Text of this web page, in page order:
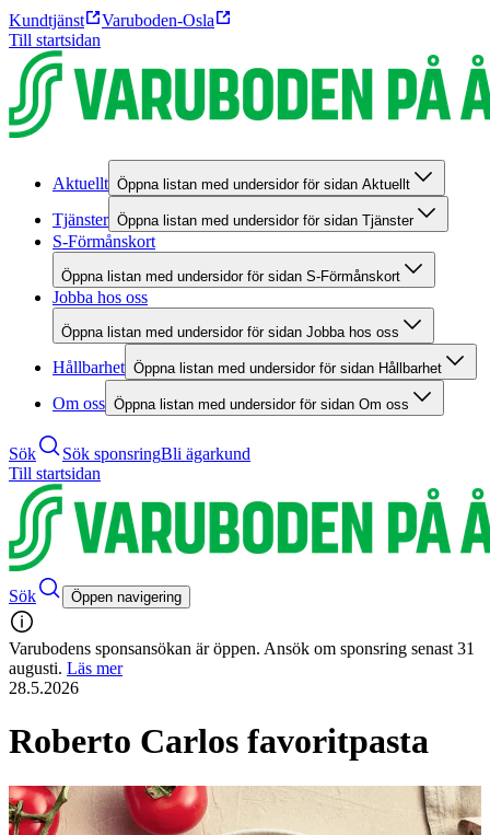
Kundtjänst
Varuboden-Osla
Till startsidan
Aktuellt Öppna listan med undersidor för sidan Aktuellt
Tjänster Öppna listan med undersidor för sidan Tjänster
S-Förmånskort
Öppna listan med undersidor för sidan S-Förmånskort
Jobba hos oss
Öppna listan med undersidor för sidan Jobba hos oss
Hållbarhet Öppna listan med undersidor för sidan Hållbarhet
Om oss Öppna listan med undersidor för sidan Om oss
Sök Sök sponsringBli ägarkund
Till startsidan
Sök Öppen navigering
Varubodens sponsansökan är öppen. Ansök om sponsring senast 31
augusti. Läs mer
28.5.2026
Roberto Carlos favoritpasta